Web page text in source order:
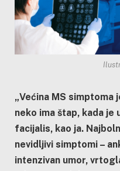
„Većina MS simptoma
neko ima štap, kada je
facijalis, kao ja.
nevidljivi simptomi –
intenzivan umor,